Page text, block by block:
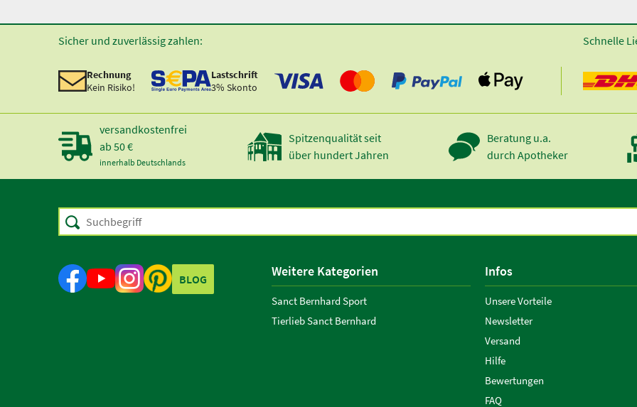
Sicher und zuverlässig zahlen:
Rechnung
Kein Risiko!
Lastschrift
3% Skonto
Schnelle
versandkostenfrei
ab 50 €
innerhalb Deutschlands
Spitzenqualität seit
über hundert Jahren
Beratung u.a.
durch Apotheker
BLOG Weitere Kategorien
Sanct Bernhard Sport
Tierlieb Sanct Bernhard
Infos
Unsere Vorteile
Newsletter
Versand
Hilfe
Bewertungen
FAQ